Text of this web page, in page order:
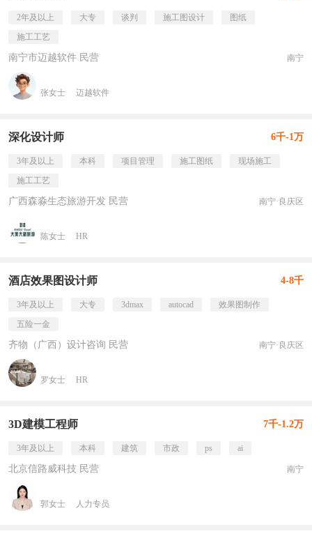
2年及以上 大专 谈判 施工图设计
图纸
施工工艺
南宁市迈越软件 民营 南宁
张女士 迈越软件
深化设计师 6千-1万
3年及以上 本科 项目管理 施工图纸
现场施工
施工工艺
广西森淼生态旅游开发 民营 南宁·良庆区
陈女士 HR
酒店效果图设计师 4-8千
3年及以上 大专 3dmax autocad
效果图制作
五险一金
齐物（广西）设计咨询 民营 南宁·良庆区
罗女士 HR
3D建模工程师 7千-1.2万
3年及以上 本科 建筑 市政 ps ai
北京信路威科技 民营 南宁
郭女士 人力专员